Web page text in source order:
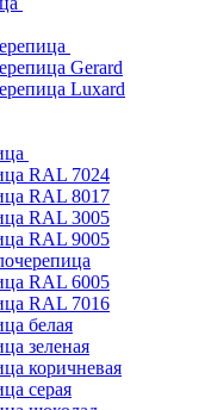
Gerard
Luxard
RAL 7024
RAL 8017
RAL 3005
RAL 9005
RAL 6005
RAL 7016
белая
зеленая
коричневая
серая